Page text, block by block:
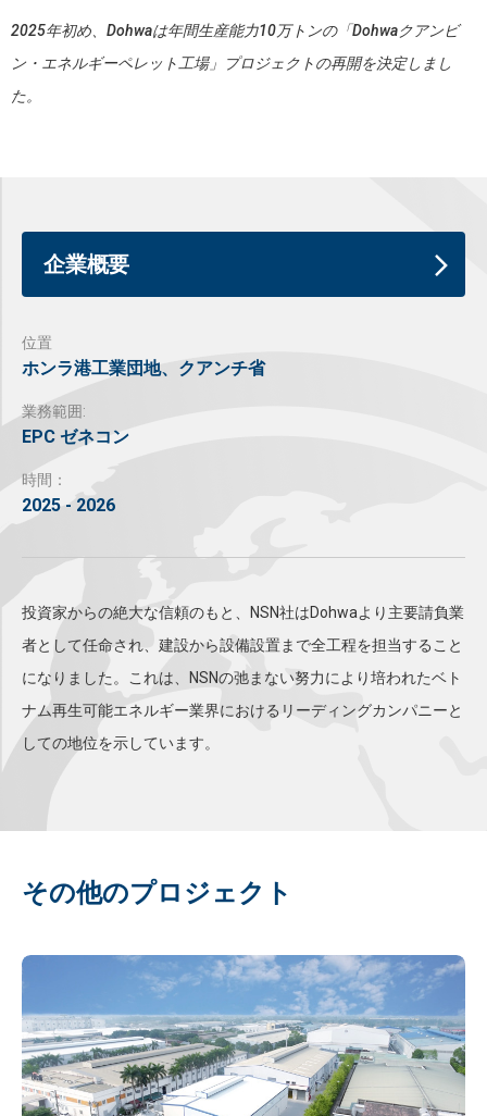
2025年初め、Dohwaは年間生産能力10万トンの「Dohwaクアンビ
ン・エネルギーペレット工場」プロジェクトの再開を決定しまし
た。
企業概要
位置
ホンラ港工業団地、クアンチ省
業務範囲:
EPC ゼネコン
時間：
2025 - 2026
投資家からの絶大な信頼のもと、NSN社はDohwaより主要請負業
者として任命され、建設から設備設置まで全工程を担当すること
になりました。これは、NSNの弛まない努力により培われたベト
ナム再生可能エネルギー業界におけるリーディングカンパニーと
しての地位を示しています。
その他のプロジェクト